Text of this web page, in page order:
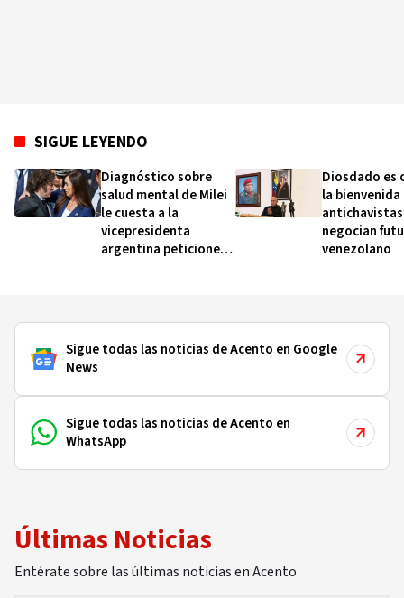
SIGUE LEYENDO
Diagnóstico sobre
salud mental de Milei
le cuesta a la
vicepresidenta
argentina peticiones
Diosdado es
la bienvenida
negocian
venezolano
Sigue todas las noticias de Acento en Google
News
Sigue todas las noticias de Acento en
WhatsApp